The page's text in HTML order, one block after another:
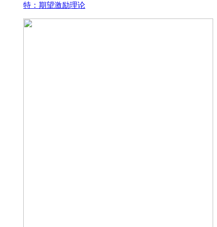
特：期望激励理论